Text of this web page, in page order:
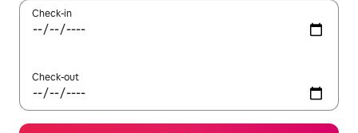
Check-in
Check-out